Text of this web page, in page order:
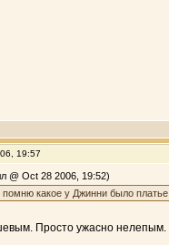
19:57
@ Oct 28 2006, 19:52)
помню какое у Джинни было
Просто ужасно нелепым.